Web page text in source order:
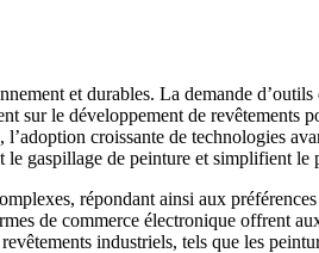
et durables. La demande
sur le développement de revêtements
croissante de technologies
gaspillage de peinture et simplifient le
répondant ainsi aux préférences
de commerce électronique offrent
industriels, tels que les